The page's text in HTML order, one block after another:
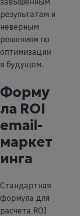
результатам и
неверным
решениям по
оптимизации
в будущем.
Форму
ла ROI
email-
маркет
инга
Стандартная
формула для
расчета ROI